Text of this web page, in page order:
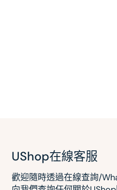
UShop在線客服
歡迎隨時透過在線查詢/